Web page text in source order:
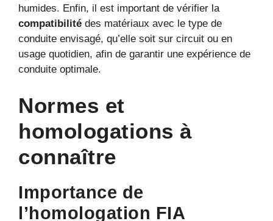
humides. Enfin, il est important de vérifier la
compatibilité des matériaux avec le type de
conduite envisagé, qu’elle soit sur circuit ou en
usage quotidien, afin de garantir une expérience de
conduite optimale.
Normes et
homologations à
connaître
Importance de
l’homologation FIA